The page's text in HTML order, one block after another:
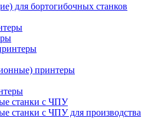
для бортогибочных станков
принтеры
станки с ЧПУ
станки с ЧПУ для производства